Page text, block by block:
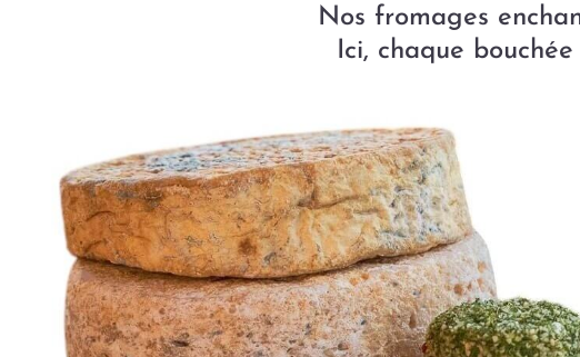
Nos fromages
Ici, chaque